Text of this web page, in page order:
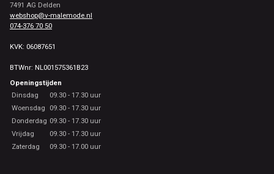
7491 AG Delden
webshop@v-malemode.nl
074-376 70 50
KVK: 06087651
BTWnr: NL001575361B23
Openingstijden
Dinsdag
09.30 - 17.30 uur
Woensdag
09.30 - 17.30 uur
Donderdag 09.30 - 17.30 uur
Vrijdag
09.30 - 17.30 uur
Zaterdag
09.30 - 17.00 uur